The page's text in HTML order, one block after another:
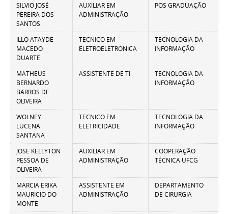
SILVIO JOSÉ
PEREIRA DOS
SANTOS
AUXILIAR EM
ADMINISTRAÇÃO
POS GRADUAÇÃO
ILLO ATAYDE
MACEDO
DUARTE
TECNICO EM
ELETROELETRONICA
TECNOLOGIA DA
INFORMAÇÃO
MATHEUS
BERNARDO
BARROS DE
OLIVEIRA
ASSISTENTE DE TI
TECNOLOGIA DA
INFORMAÇÃO
WOLNEY
LUCENA
SANTANA
TECNICO EM
ELETRICIDADE
TECNOLOGIA DA
INFORMAÇÃO
JOSE KELLYTON
PESSOA DE
OLIVEIRA
AUXILIAR EM
ADMINISTRAÇÃO
COOPERAÇÃO
TÉCNICA UFCG
MARCIA ERIKA
MAURICIO DO
MONTE
ASSISTENTE EM
ADMINISTRAÇÃO
DEPARTAMENTO
DE CIRURGIA